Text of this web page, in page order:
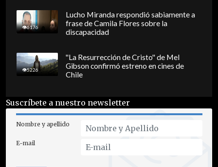
6176
Lucho Miranda respondió sabiamente a
frase de Camila Flores sobre la
discapacidad
5226
"La Resurrección de Cristo" de Mel
Gibson confirmó estreno en cines de
Chile
Suscríbete a nuestro newsletter
Nombre y apellido
E-mail